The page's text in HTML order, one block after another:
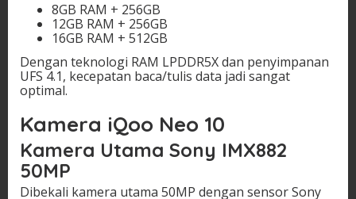
8GB RAM + 256GB
12GB RAM + 256GB
16GB RAM + 512GB
Dengan teknologi RAM LPDDR5X dan penyimpanan
UFS 4.1, kecepatan baca/tulis data jadi sangat
optimal.
Kamera iQoo Neo 10
Kamera Utama Sony IMX882
50MP
Dibekali kamera utama 50MP dengan sensor Sony